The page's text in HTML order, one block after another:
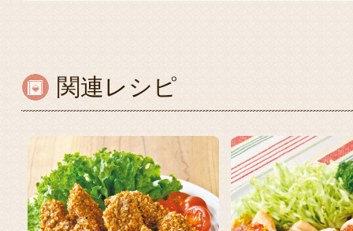
関連レシピ